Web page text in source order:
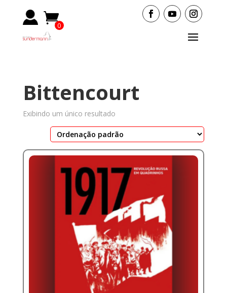
0
Bittencourt
Exibindo um único resultado